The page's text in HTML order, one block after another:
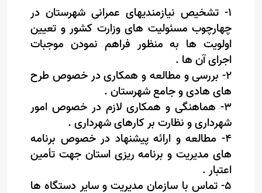
۱- تشخیص نیازمندیهای عمرانی شهرستان در
چهارچوب مسئولیت های وزارت کشور و تعیین
اولویت ها به منظور فراهم نمودن موجبات
اجرای آن ها .
۲- بررسی و مطالعه و همکاری در خصوص طرح
های هادی و جامع شهرستان .
۳- هماهنگی و همکاری لازم در خصوص امور
شهرداری و نظارت بر کارهای شهرداری .
۴- مطالعه و ارائه پیشنهاد در خصوص برنامه
های مدیریت و برنامه ریزی استان جهت تأمین
اعتبار .
۵- تماس با سازمان مدیریت و سایر دستگاه ها